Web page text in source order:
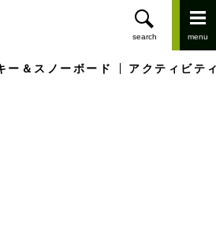
ー＆スノーボード アクティビテ